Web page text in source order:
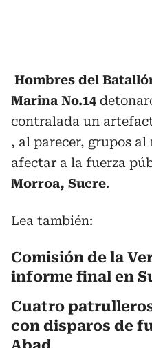
Hombres del
Marina No.14
contralada un
, al parecer, grupos al
afectar a la fuerza
Morroa, Sucre.
Lea también:
Comisión de la
informe final en
Cuatro
con disparos de